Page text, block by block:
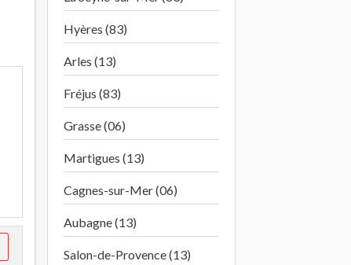
Hyères (83)
Arles (13)
Fréjus (83)
Grasse (06)
Martigues (13)
Cagnes-sur-Mer (06)
Aubagne (13)
Salon-de-Provence (13)